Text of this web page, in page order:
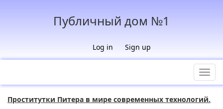
Публичный дом №1
Log in Sign up
Проститутки Питера в мире современных технологий.